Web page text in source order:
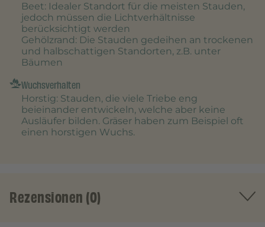
Beet: Idealer Standort für die meisten Stauden,
jedoch müssen die Lichtverhältnisse
berücksichtigt werden
Gehölzrand: Die Stauden gedeihen an trockenen
und halbschattigen Standorten, z.B. unter
Bäumen
Wuchsverhalten
Horstig: Stauden, die viele Triebe eng
beieinander entwickeln, welche aber keine
Ausläufer bilden. Gräser haben zum Beispiel oft
einen horstigen Wuchs.
Rezensionen (0)